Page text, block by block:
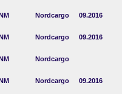
Nordcargo 09.2016
Nordcargo 09.2016
Nordcargo
Nordcargo 09.2016